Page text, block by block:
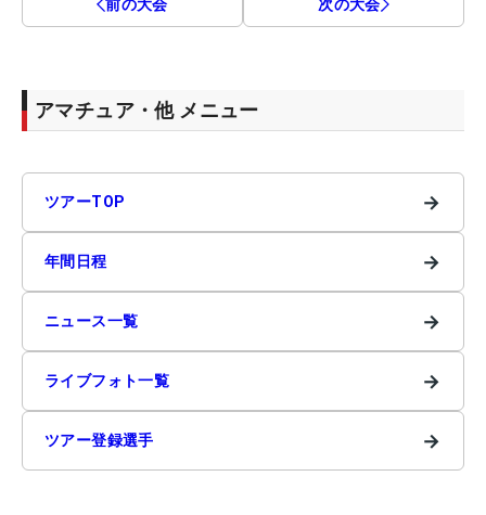
前の大会 次の大会
アマチュア・他 メニュー
ツアーTOP →
年間日程 →
ニュース一覧 →
ライブフォト一覧 →
ツアー登録選手 →